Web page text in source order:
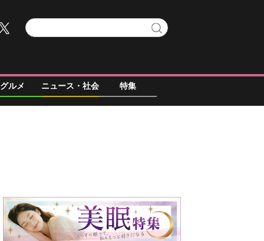
グルメ ニュース・社会 特集